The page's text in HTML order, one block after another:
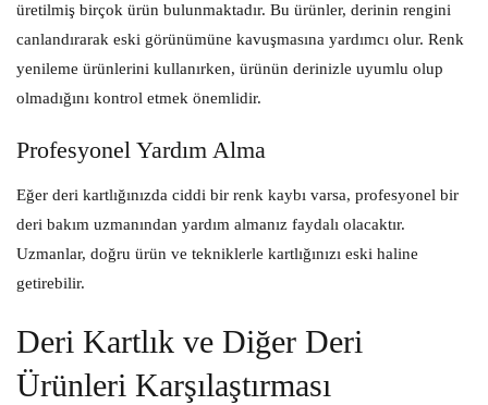
üretilmiş birçok ürün bulunmaktadır. Bu ürünler, derinin rengini
canlandırarak eski görünümüne kavuşmasına yardımcı olur. Renk
yenileme ürünlerini kullanırken, ürünün derinizle uyumlu olup
olmadığını kontrol etmek önemlidir.
Profesyonel Yardım Alma
Eğer deri kartlığınızda ciddi bir renk kaybı varsa, profesyonel bir
deri bakım uzmanından yardım almanız faydalı olacaktır.
Uzmanlar, doğru ürün ve tekniklerle kartlığınızı eski haline
getirebilir.
Deri Kartlık ve Diğer Deri
Ürünleri Karşılaştırması